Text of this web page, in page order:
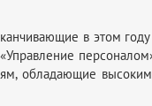
в этом
обладающие